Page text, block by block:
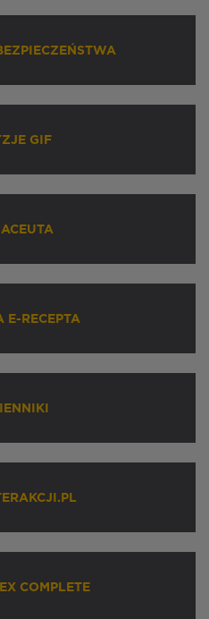
GIF
E-RECEPTA
COMPLETE